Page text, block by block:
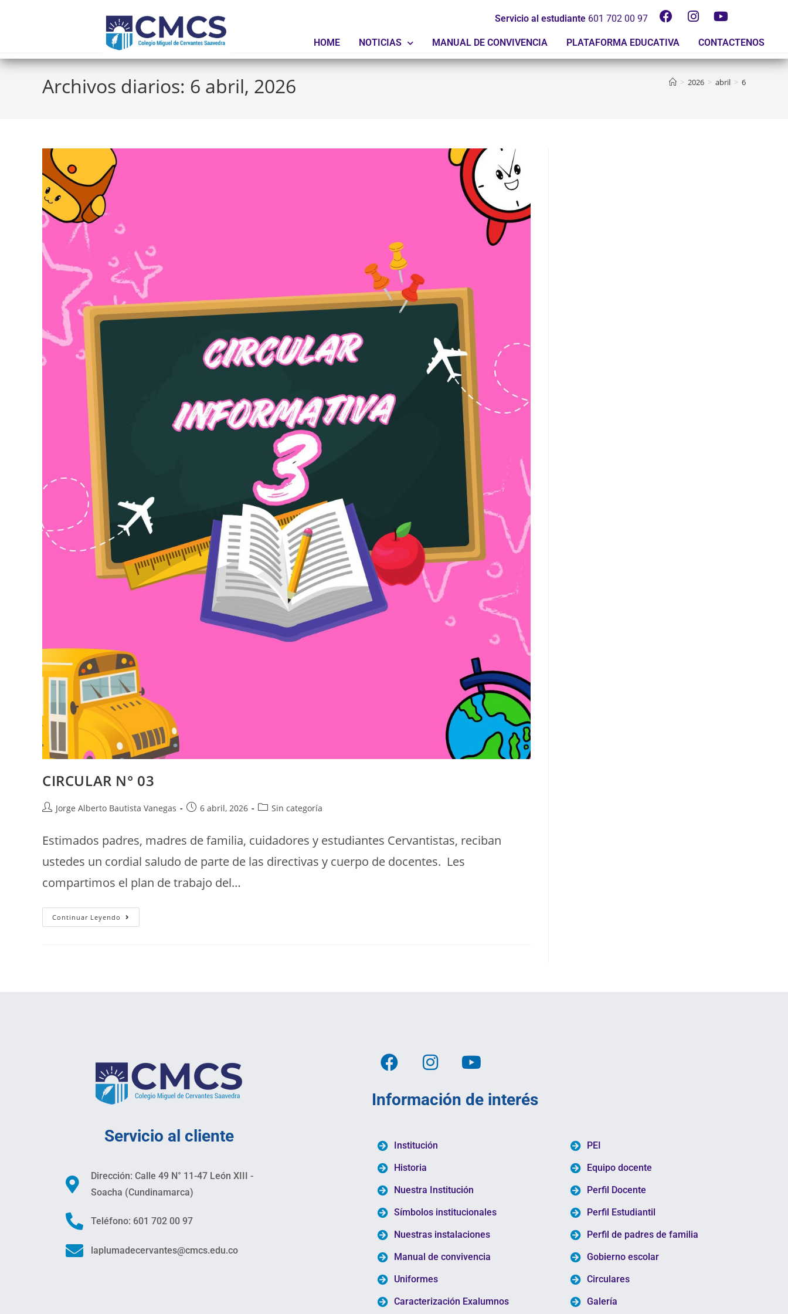
Servicio al estudiante 601 702 00 97
HOME NOTICIAS MANUAL DE CONVIVENCIA PLATAFORMA EDUCATIVA CONTACTENOS
Archivos diarios: 6 abril, 2026 > 2026 > abril > 6
CIRCULAR N° 03
Jorge Alberto Bautista Vanegas 6 abril, 2026 Sin categoría
Estimados padres, madres de familia, cuidadores y estudiantes Cervantistas, reciban
ustedes un cordial saludo de parte de las directivas y cuerpo de docentes. Les
compartimos el plan de trabajo del…
Continuar Leyendo
Servicio al cliente
Dirección: Calle 49 N° 11-47 León XIII -
Soacha (Cundinamarca)
Teléfono: 601 702 00 97
laplumadecervantes@cmcs.edu.co
Información de interés
Institución
Historia
Nuestra Institución
Símbolos institucionales
Nuestras instalaciones
Manual de convivencia
Uniformes
Caracterización Exalumnos
PEI
Equipo docente
Perfil Docente
Perfil Estudiantil
Perfil de padres de familia
Gobierno escolar
Circulares
Galería